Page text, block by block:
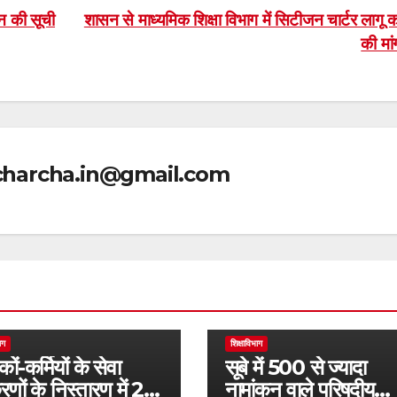
शासन से माध्यमिक शिक्षा विभाग में सिटीजन चार्टर लागू
की
की सूची
कर्मियों के सेवा
के निस्तारण में 25
शिक्षाविभाग
सूबे में 500 से ज्यादा
नामांकन वाले परिषदीय